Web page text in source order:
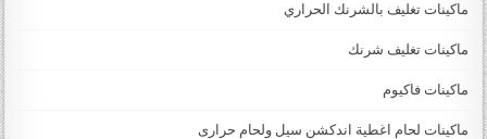
ماكينات تغليف بالشرنك الحراري
ماكينات تغليف شرنك
ماكينات فاكيوم
ماكينات لحام اغطية اندكشن سيل ولحام حرارى